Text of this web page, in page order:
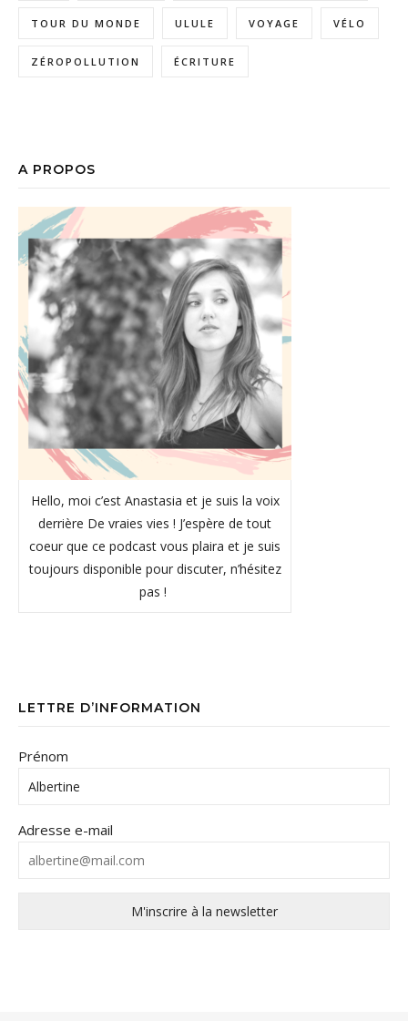
TOUR DU MONDE ULULE VOYAGE VÉLO
ZÉROPOLLUTION ÉCRITURE
A PROPOS
Hello, moi c’est Anastasia et je suis la voix
derrière De vraies vies ! J’espère de tout
coeur que ce podcast vous plaira et je suis
toujours disponible pour discuter, n’hésitez
pas !
LETTRE D’INFORMATION
Prénom
Adresse e-mail